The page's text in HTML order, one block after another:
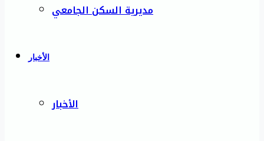
مديرية السكن الجامعي
الأخبار
الأخبار